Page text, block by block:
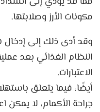
مكونات الأرز وصلابتها.
وقد أدى ذلك إلى إدخال
النظام الغذائي بعد
الاعتبارات.
أيضًا، فيما يتعلق
جراحة الأكمام، لا يمكن